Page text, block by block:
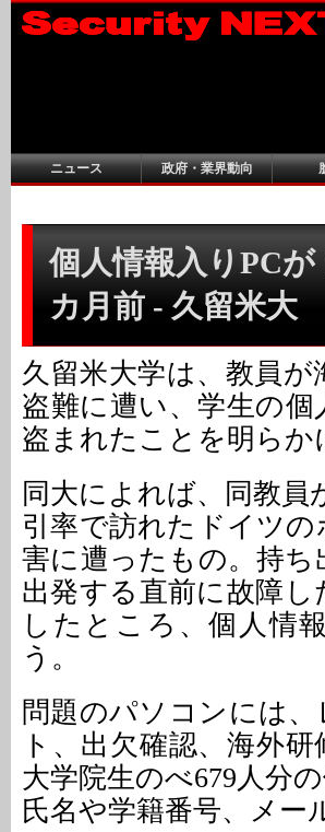
ニュース 政府・業界動向
個人情報入りPC
カ月前 - 久留米大
久留米大学は、教員
盗難に遭い、学生の
盗まれたことを明らか
同大によれば、同教員
引率で訪れたドイツ
害に遭ったもの。持
出発する直前に故障
したところ、個人情
う。
問題のパソコンには
ト、出欠確認、海外
大学院生のべ679人分
氏名や学籍番号、メ